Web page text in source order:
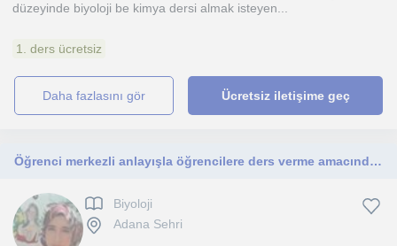
düzeyinde biyoloji be kimya dersi almak isteyen...
1. ders ücretsiz
daha fazlasını gör Ücretsiz iletişime geç
Öğrenci merkezli anlayışla öğrencilere ders verme amacında olan bir öğretmenim
Biyoloji
Adana Sehri